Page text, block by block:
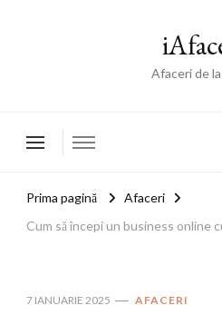
Afaceri de
Prima pagină
Afaceri
Cum să începi un business online
7 IANUARIE 2025 AFACERI